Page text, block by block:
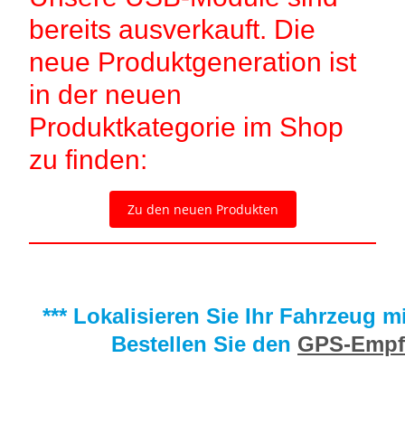
bereits ausverkauft. Die
neue Produktgeneration ist
in der neuen
Produktkategorie im Shop
zu finden:
Zu den neuen Produkten
*** Lokalisieren Sie Ihr Fahrzeug
Bestellen Sie den GPS-